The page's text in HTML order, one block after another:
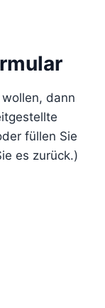
dann
füllen Sie
es zurück.)